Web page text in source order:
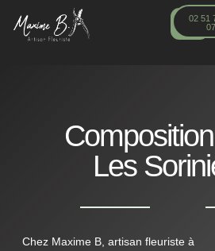
principal
02 51
07
Les
Chez Maxime B, artisan fleuriste à